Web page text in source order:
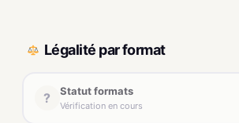
Légalité par format
? Statut formats
Vérification en cours